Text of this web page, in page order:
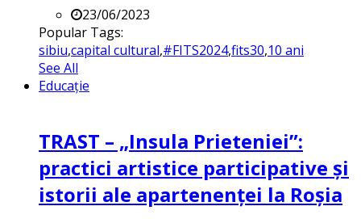
23/06/2023
Popular Tags:
sibiu,capital cultural,#FITS2024,fits30,10 ani
See All
Educație
TRAST – „Insula Prieteniei”:
practici artistice participative și
istorii ale apartenenței la Roșia